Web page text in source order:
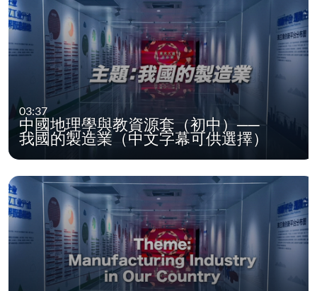
03:37
中國地理學與教資源套（初中）──
我國的製造業（中文字幕可供選擇）